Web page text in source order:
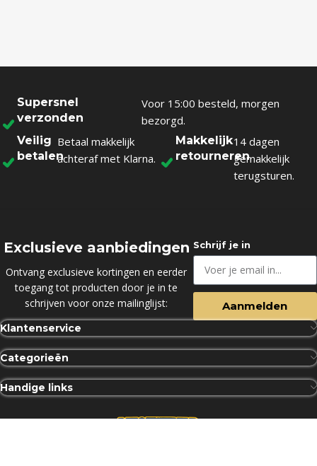
Supersnel
verzonden
Voor 15:00 besteld, morgen
bezorgd.
Veilig
betalen
Betaal makkelijk
achteraf met Klarna.
Makkelijk
retourneren
14 dagen
gemakkelijk
terugsturen.
Exclusieve aanbiedingen
Ontvang exclusieve kortingen en eerder
toegang tot producten door je in te
schrijven voor onze mailinglijst:
Schrijf je in
Aanmelden
Klantenservice
Categorieën
Handige links